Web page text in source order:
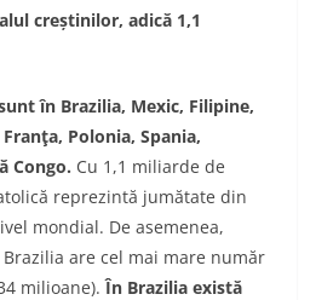
creștinilor, adică 1,1
în Brazilia, Mexic, Filipine,
Polonia, Spania,
Congo. Cu 1,1 miliarde de
reprezintă jumătate din
mondial. De asemenea,
are cel mai mare număr
milioane).În Brazilia există